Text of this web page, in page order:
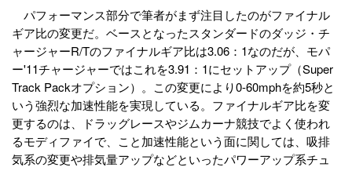
パフォーマンス部分で筆者がまず注目したのがファイナル
ギア比の変更だ。ベースとなったスタンダードのダッジ・チ
ャージャーR/Tのファイナルギア比は3.06：1なのだが、モパ
ー'11チャージャーではこれを3.91：1にセットアップ（Super
Track Packオプション）。この変更により0-60mphを約5秒と
いう強烈な加速性能を実現している。ファイナルギア比を変
更するのは、ドラッグレースやジムカーナ競技でよく使われ
るモディファイで、こと加速性能という面に関しては、吸排
気系の変更や排気量アップなどといったパワーアップ系チュ